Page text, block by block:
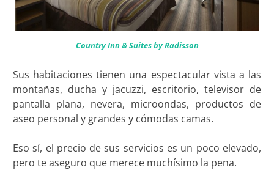
Country Inn & Suites by Radisson
Sus habitaciones tienen una espectacular vista a las
montañas, ducha y jacuzzi, escritorio, televisor de
pantalla plana, nevera, microondas, productos de
aseo personal y grandes y cómodas camas.
Eso sí, el precio de sus servicios es un poco elevado,
pero te aseguro que merece muchísimo la pena.